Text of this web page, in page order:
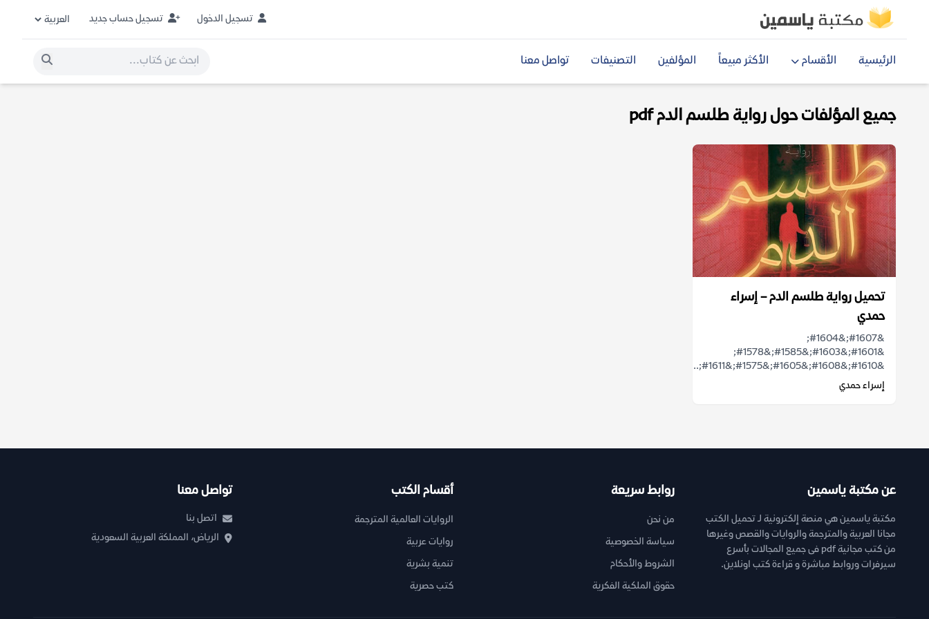
تسجيل الدخول تسجيل حساب جديد
الرئيسية الأقسام الأكثر مبيعاً المؤلفين التصنيفات تواصل معنا
جميع المؤلفات حول رواية طلسم الدم pdf
تحميل رواية طلسم الدم – إسراء
حمدي
&#1607;&#1604;
&#1601;&#1603;&#1585;&#1578;
&#1610;&#1608;&#1605;&#1575;&#1611;...
إسراء حمدي
عن مكتبة ياسمين
مكتبة ياسمين هي منصة إلكترونية لـ تحميل الكتب
مجانا العربية والمترجمة والروايات والقصص وغيرها
من كتب مجانية pdf فى جميع المجالات بأسرع
سيرفرات وروابط مباشرة و قراءة كتب اونلاين.
روابط سريعة
من نحن
سياسة الخصوصية
الشروط والأحكام
حقوق الملكية الفكرية
أقسام الكتب
الروايات العالمية المترجمة
روايات عربية
تنمية بشرية
كتب حصرية
تواصل معنا
اتصل بنا
الرياض، المملكة العربية السعودية